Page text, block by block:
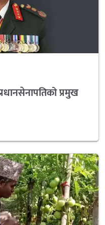
प्रमुख